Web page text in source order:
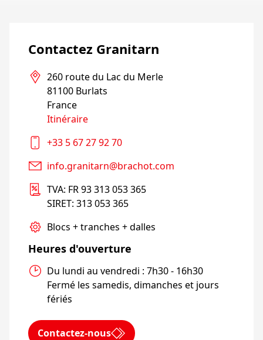
Contactez Granitarn
260 route du Lac du Merle
81100 Burlats
France
Itinéraire
+33 5 67 27 92 70
info.granitarn@brachot.com
TVA: FR 93 313 053 365
SIRET: 313 053 365
Blocs + tranches + dalles
Heures d'ouverture
Du lundi au vendredi : 7h30 - 16h30
Fermé les samedis, dimanches et jours
fériés
Contactez-nous